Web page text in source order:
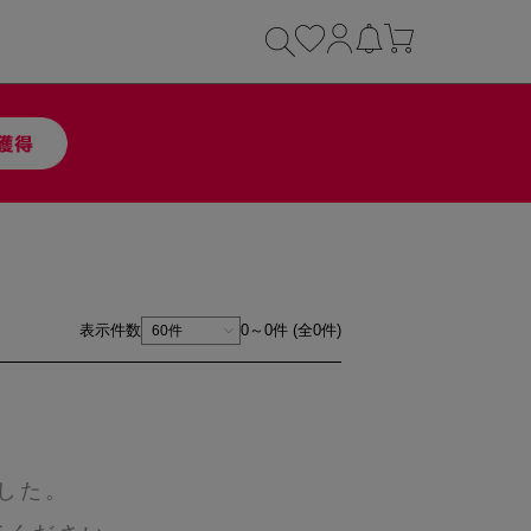
表示件数 0～0件 (全0件)
た。